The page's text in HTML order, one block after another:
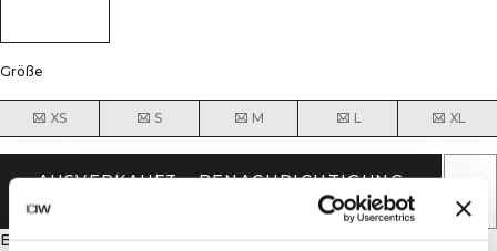
Größe
XS S M L XL
AUSVERKAUFT - BENACHRICHTIGUNG
Beschreibung